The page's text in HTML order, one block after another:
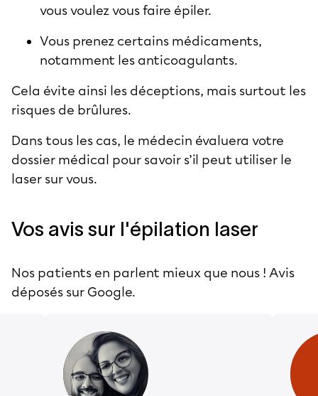
vous voulez vous faire épiler.
Vous prenez certains médicaments,
notamment les anticoagulants.
Cela évite ainsi les déceptions, mais surtout les
risques de brûlures.
Dans tous les cas, le médecin évaluera votre
dossier médical pour savoir s’il peut utiliser le
laser sur vous.
Vos avis sur l'épilation laser
Nos patients en parlent mieux que nous ! Avis
déposés sur Google.